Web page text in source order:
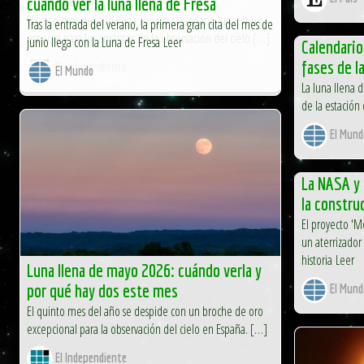
El sexto mes del año llega con un calendario lunar muy
especial para los amantes de la observación del cielo […]
El Independiente
Tras la entrada del verano, la primera gran cita del mes de
junio llega con la Luna de Fresa Leer
El Mundo
fases de
La luna llena
de la
El
Luna llena de mayo 2026: cuándo verla y
por qué hay dos este mes
El quinto mes del año se despide con un broche de oro
excepcional para la observación del cielo en España. […]
El Independiente
La NASA
la
El proyecto
un
historia Leer
El